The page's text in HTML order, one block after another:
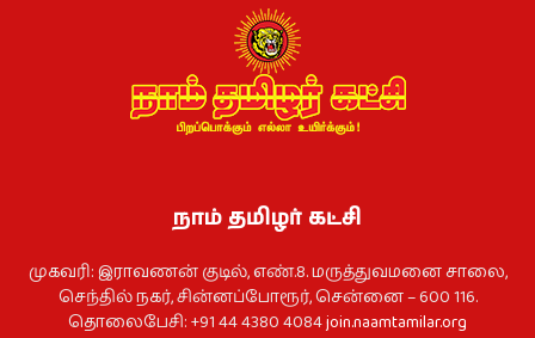
நாம் தமிழர் கட்சி
முகவரி: இராவணன் குடில், எண்.8. மருத்துவமனை சாலை,
செந்தில் நகர், சின்னப்போரூர், சென்னை – 600 116.
தொலைபேசி: +91 44 4380 4084join.naamtamilar.org